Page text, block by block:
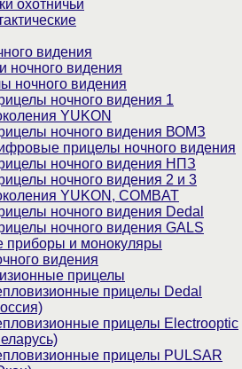
охотничьи
видения
ночного видения
ночного видения
ночного видения 1
YUKON
ночного видения ВОМЗ
прицелы ночного видения
ночного видения НПЗ
ночного видения 2 и 3
YUKON, COMBAT
ночного видения Dedal
ночного видения GALS
приборы и монокуляры
видения
прицелы
прицелы Dedal
прицелы Electrooptic
прицелы PULSAR